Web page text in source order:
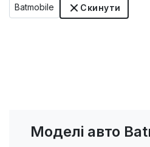
Batmobile Скинути
Моделі авто